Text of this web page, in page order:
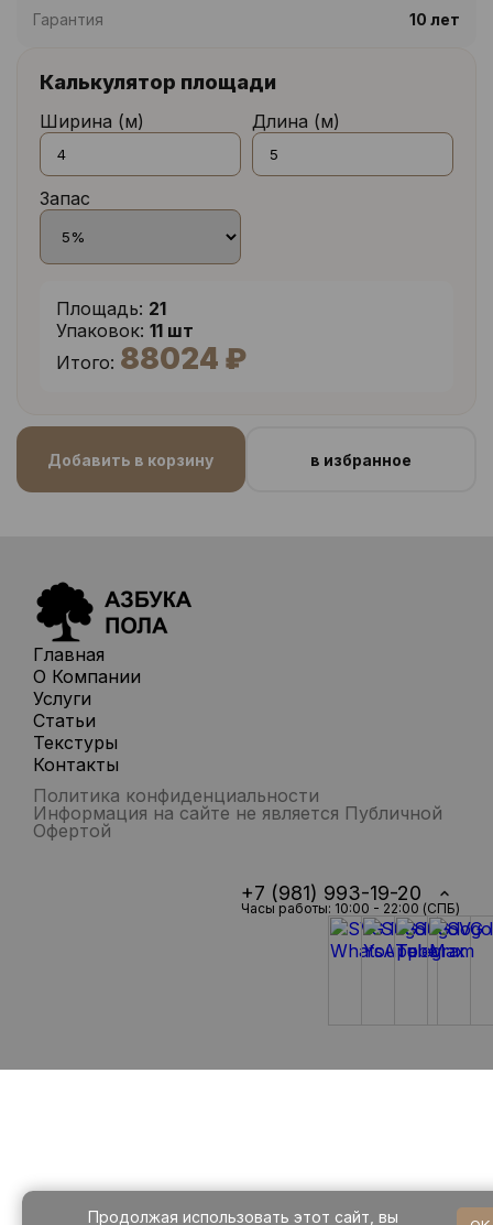
Гарантия 10 лет
Калькулятор площади
Ширина (м) Длина (м)
Запас
Площадь: 21
Упаковок: 11 шт
Итого: 88024 ₽
Добавить в корзину в избранное
Главная
О Компании
Услуги
Статьи
Текстуры
Контакты
Политика конфиденциальности
Информация на сайте не является Публичной
Офертой
+7 (981) 993-19-20
Часы работы: 10:00 - 22:00 (СПБ)
Продолжая использовать этот сайт, вы